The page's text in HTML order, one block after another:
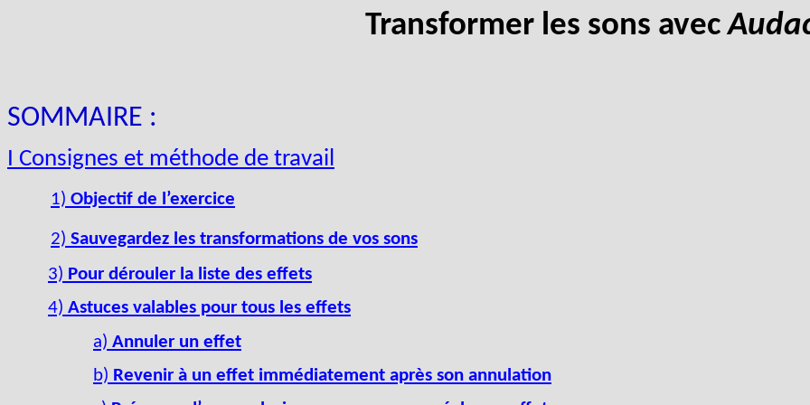
Transformer les sons avec
SOMMAIRE :
I Consignes et méthode de travail
1) Objectif de l’exercice
2) Sauvegardez les transformations de vos sons
3) Pour dérouler la liste des effets
4) Astuces valables pour tous les effets
a) Annuler un effet
b) Revenir à un effet immédiatement après son annulation